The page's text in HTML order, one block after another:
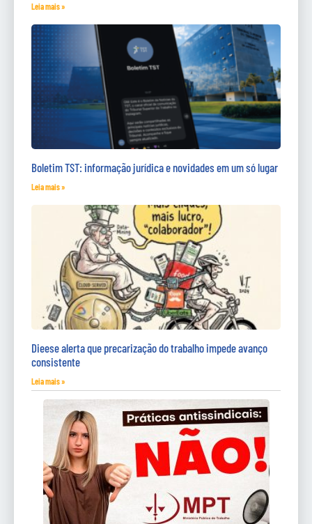
Leia mais »
Boletim TST: informação jurídica e novidades em um só lugar
Leia mais »
Dieese alerta que precarização do trabalho impede avanço
consistente
Leia mais »